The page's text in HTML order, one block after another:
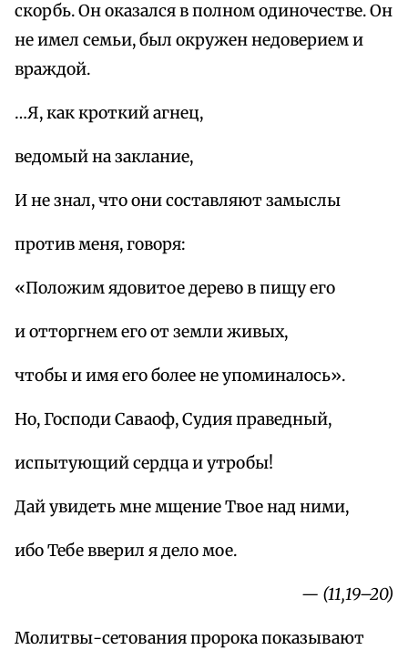
скорбь. Он оказался в полном одиночестве. Он
не имел семьи, был окружен недоверием и
враждой.
…Я, как кроткий агнец,
ведомый на заклание,
И не знал, что они составляют замыслы
против меня, говоря:
«Положим ядовитое дерево в пищу его
и отторгнем его от земли живых,
чтобы и имя его более не упоминалось».
Но, Господи Саваоф, Судия праведный,
испытующий сердца и утробы!
Дай увидеть мне мщение Твое над ними,
ибо Тебе вверил я дело мое.
— (11,19–20)
Молитвы-сетования пророка показывают